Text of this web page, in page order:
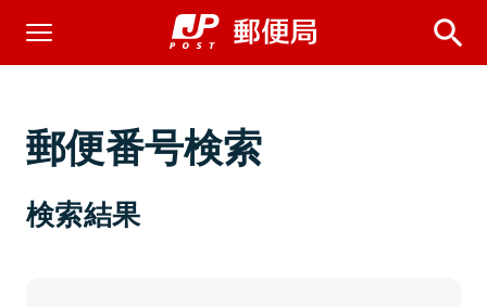
郵便番号検索
検索結果